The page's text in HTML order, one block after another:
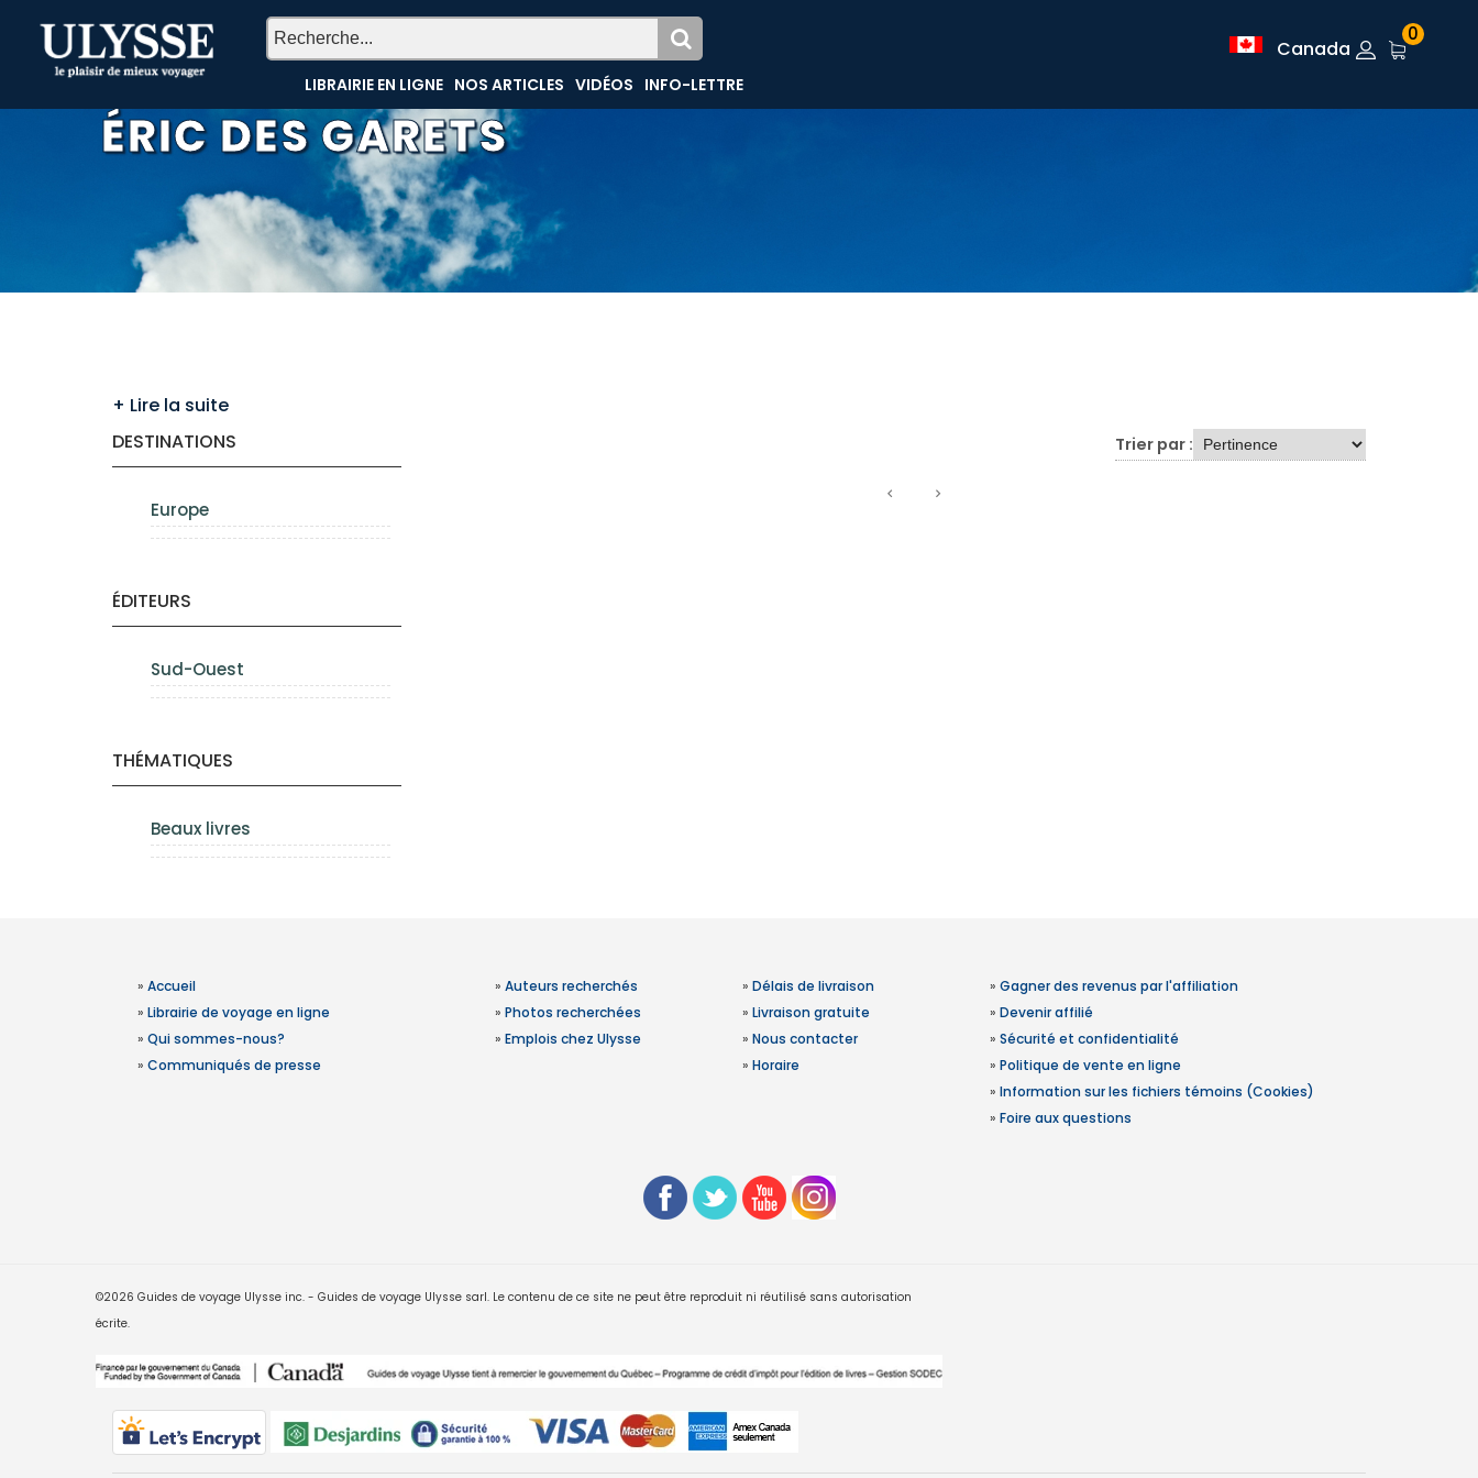
ÉRIC DES GARETS
LIBRAIRIE EN LIGNE NOS ARTICLES VIDÉOS INFO-LETTRE
Canada
0
DESTINATIONS
Europe
ÉDITEURS
Sud-Ouest
THÉMATIQUES
Beaux livres
Trier par :
» Accueil
» Librairie de voyage en ligne
» Qui sommes-nous?
» Communiqués de presse
» Auteurs recherchés
» Photos recherchées
» Emplois chez Ulysse
» Délais de livraison
» Livraison gratuite
» Nous contacter
» Horaire
» Gagner des revenus par l'affiliation
» Devenir affilié
» Sécurité et confidentialité
» Politique de vente en ligne
» Information sur les fichiers témoins (Cookies)
» Foire aux questions
©2026 Guides de voyage Ulysse inc. - Guides de voyage Ulysse sarl. Le contenu de ce site ne peut être reproduit ni réutilisé sans autorisation
écrite.